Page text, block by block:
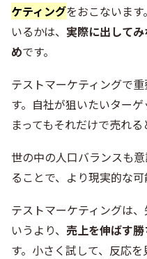
ケティングをおこないま
いるかは、 実際に出して
めです。
テストマーケティングで
す。自社が狙いたいター
まってもそれだけで売れる
世の中の人口バランスも
ることで、より現実的な可
テストマーケティングは
いうより、 売上を伸ばす
す。小さく試して、反応